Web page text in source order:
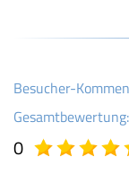
Besucher-
Gesamtbewertung:
0